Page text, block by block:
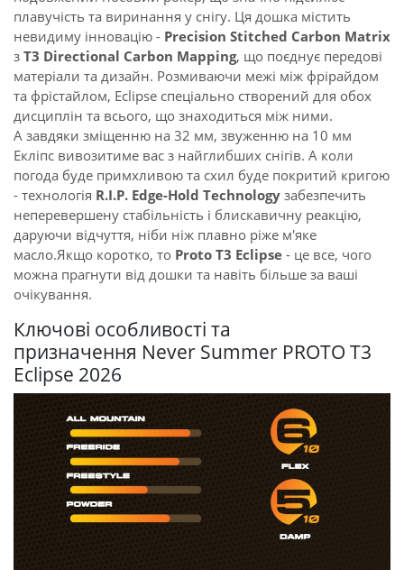
плавучість та виринання у снігу. Ця дошка містить
невидиму інновацію - Precision Stitched Carbon Matrix
з T3 Directional Carbon Mapping, що поєднує передові
матеріали та дизайн. Розмиваючи межі між фрірайдом
та фрістайлом, Eclipse спеціально створений для обох
дисциплін та всього, що знаходиться між ними.
А завдяки зміщенню на 32 мм, звуженню на 10 мм
Екліпс вивозитиме вас з найглибших снігів. А коли
погода буде примхливою та схил буде покритий кригою
- технологія R.I.P. Edge-Hold Technology забезпечить
неперевершену стабільність і блискавичну реакцію,
даруючи відчуття, ніби ніж плавно ріже м'яке
масло.Якщо коротко, то Proto T3 Eclipse - це все, чого
можна прагнути від дошки та навіть більше за ваші
очікування.
Ключові особливості та
призначення Never Summer PROTO T3
Eclipse 2026